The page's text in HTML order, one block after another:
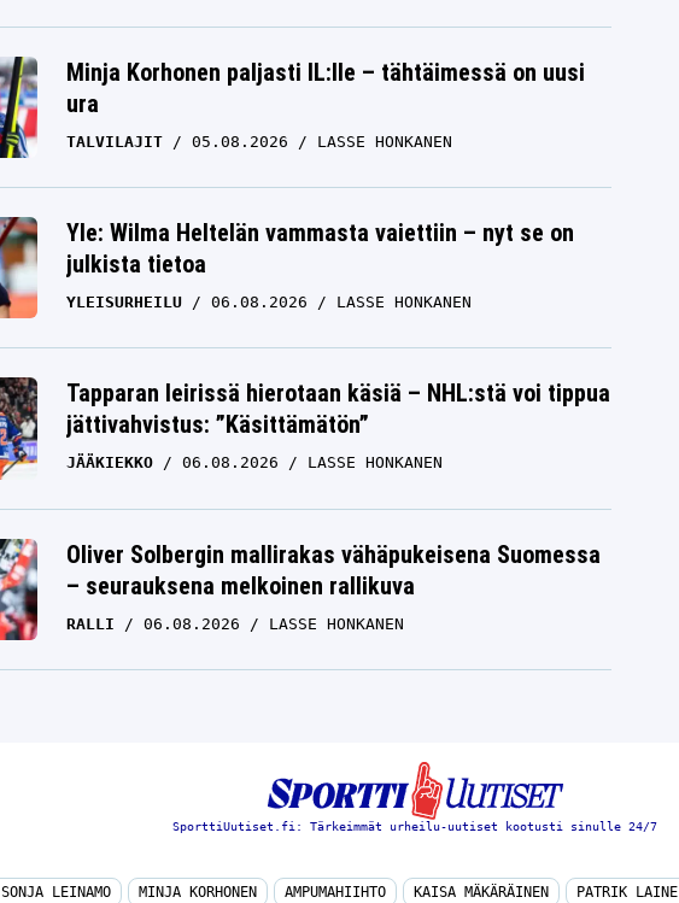
Minja Korhonen paljasti IL:lle – tähtäimessä on uusi
ura
TALVILAJIT 05.08.2026 LASSE HONKANEN
Yle: Wilma Heltelän vammasta vaiettiin – nyt se on
julkista tietoa
YLEISURHEILU 06.08.2026 LASSE HONKANEN
Tapparan leirissä hierotaan käsiä – NHL:stä voi tippua
jättivahvistus: ”Käsittämätön”
JÄÄKIEKKO 06.08.2026 LASSE HONKANEN
Oliver Solbergin mallirakas vähäpukeisena Suomessa
– seurauksena melkoinen rallikuva
RALLI 06.08.2026 LASSE HONKANEN
SporttiUutiset.fi: Tärkeimmät urheilu-uutiset kootusti sinulle 24/7
SONJA LEINAMO MINJA KORHONEN AMPUMAHIIHTO KAISA MÄKÄRÄINEN PATRIK LAINE